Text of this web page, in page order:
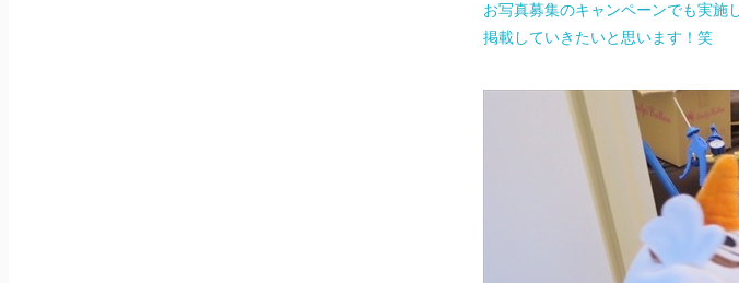
お写真募集のキャンペーンでも実施
掲載していきたいと思います！笑